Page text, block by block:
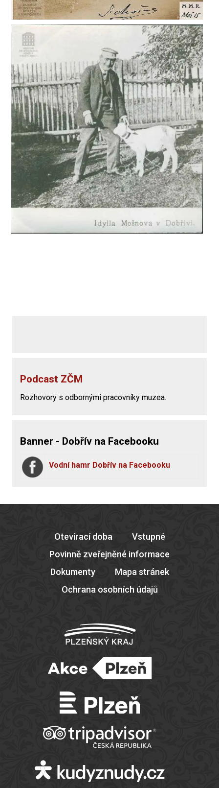
Podcast ZČM
Rozhovory s odbornými pracovníky muzea.
Banner - Dobřív na Facebooku
Vodní hamr Dobřív na Facebooku
Otevírací doba
Vstupné
Povinně zveřejněné informace
Dokumenty
Mapa stránek
Ochrana osobních údajů